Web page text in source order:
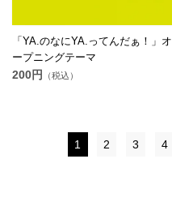
「YA.のなにYA.ってんだぁ！」オ
ープニングテーマ
200円 （税込）
1 2 3 4